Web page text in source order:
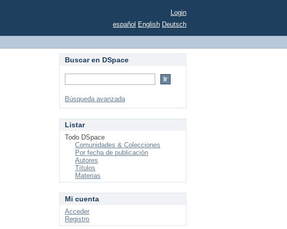
Login
español English Deutsch
Buscar en DSpace
Búsqueda avanzada
Listar
Todo DSpace
Comunidades & Colecciones
Por fecha de publicación
Autores
Títulos
Materias
Mi cuenta
Acceder
Registro